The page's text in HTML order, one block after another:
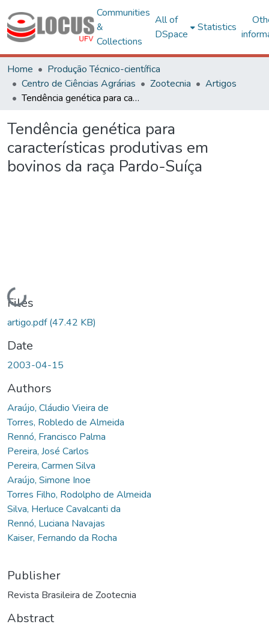
Communities
&
Collections
All of
DSpace
Statistics
Home
Produção Técnico-científica
Centro de Ciências Agrárias
Zootecnia
Artigos
Tendência genética para características produtivas em bovinos da raça Pardo-Suíça
Tendência genética para
características produtivas em
bovinos da raça Pardo-Suíça
Loading...
Files
artigo.pdf(47.42 KB)
Date
2003-04-15
Authors
Araújo, Cláudio Vieira de
Torres, Robledo de Almeida
Rennó, Francisco Palma
Pereira, José Carlos
Pereira, Carmen Silva
Araújo, Simone Inoe
Torres Filho, Rodolpho de Almeida
Silva, Herluce Cavalcanti da
Rennó, Luciana Navajas
Kaiser, Fernando da Rocha
Publisher
Revista Brasileira de Zootecnia
Abstract